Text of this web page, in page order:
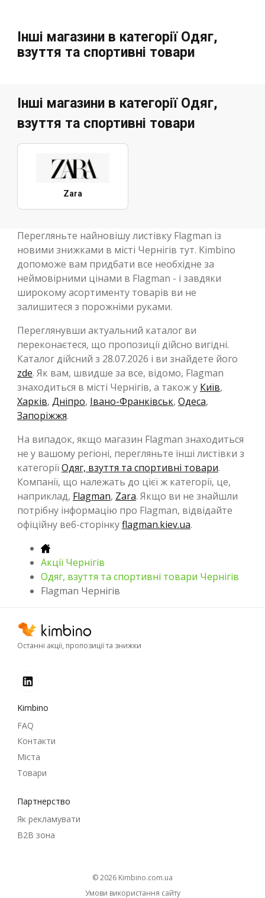
Інші магазини в категорії Одяг,
взуття та спортивні товари
Інші магазини в категорії Одяг,
взуття та спортивні товари
Zara
Перегляньте найновішу листівку Flagman із
новими знижками в місті Чернігів тут. Kimbino
допоможе вам придбати все необхідне за
неймовірними цінами в Flagman - і завдяки
широкому асортименту товарів ви не
залишитеся з порожніми руками.
Переглянувши актуальний каталог ви
переконаєтеся, що пропозиції дійсно вигідні.
Каталог дійсний з 28.07.2026 і ви знайдете його
zde. Як вам, швидше за все, відомо, Flagman
знаходиться в місті Чернігів, а також у Київ,
Харків, Дніпро, Івано-Франківськ, Одеса,
Запоріжжя.
На випадок, якщо магазин Flagman знаходиться
не у вашому регіоні, перегляньте інші листівки з
категоріїОдяг, взуття та спортивні товари.
Компанії, що належать до цієї ж категорії, це,
наприклад, Flagman, Zara. Якщо ви не знайшли
потрібну інформацію про Flagman, відвідайте
офіційну веб-сторінкуflagman.kiev.ua.
Акції Чернігів
Одяг, взуття та спортивні товари Чернігів
Flagman Чернігів
Останні акції, пропозиції та знижки
Kimbino
FAQ
Контакти
Міста
Товари
Партнерство
Як рекламувати
B2B зона
© 2026
kimbino.com.ua
Умови використання сайту